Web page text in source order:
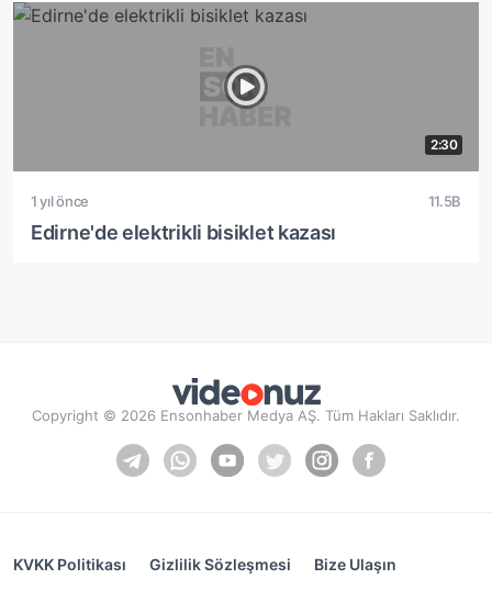
2:30
1 yıl önce 11.5B
Edirne'de elektrikli bisiklet kazası
Copyright © 2026 Ensonhaber Medya AŞ. Tüm Hakları Saklıdır.
KVKK Politikası Gizlilik Sözleşmesi Bize Ulaşın